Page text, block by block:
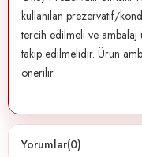
kullanılan prezervatif/
tercih edilmeli ve ambalaj
takip edilmelidir. Ürün
önerilir.
Yorumlar(0)